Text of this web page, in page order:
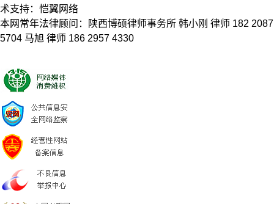
术支持：恺翼网络
本网常年法律顾问：陕西博硕律师事务所 韩小刚 律师 182 2087
5704 马旭 律师 186 2957 4330